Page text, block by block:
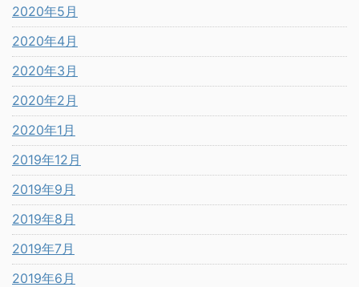
2020年5月
2020年4月
2020年3月
2020年2月
2020年1月
2019年12月
2019年9月
2019年8月
2019年7月
2019年6月